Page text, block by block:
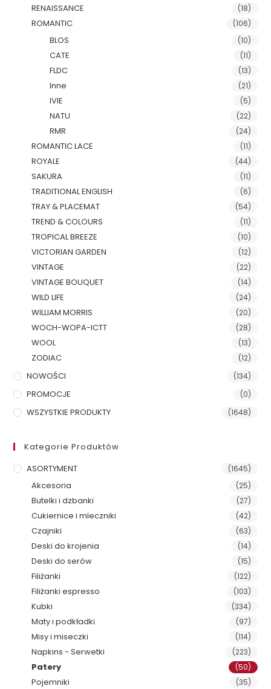
RENAISSANCE (18)
ROMANTIC (106)
BLOS (10)
CATE (11)
FLDC (13)
Inne (21)
IVIE (5)
NATU (22)
RMR (24)
ROMANTIC LACE (11)
ROYALE (44)
SAKURA (11)
TRADITIONAL ENGLISH (6)
TRAY & PLACEMAT (54)
TREND & COLOURS (11)
TROPICAL BREEZE (10)
VICTORIAN GARDEN (12)
VINTAGE (22)
VINTAGE BOUQUET (14)
WILD LIFE (24)
WILLIAM MORRIS (20)
WOCH-WOPA-ICTT (28)
WOOL (13)
ZODIAC (12)
NOWOŚCI (134)
PROMOCJE (0)
WSZYSTKIE PRODUKTY (1648)
Kategorie Produktów
ASORTYMENT
(1645)
Akcesoria (25)
Butelki i dzbanki (27)
Cukiernice i mleczniki (42)
Czajniki (63)
Deski do krojenia (14)
Deski do serów (15)
Filiżanki (122)
Filiżanki espresso (103)
Kubki (334)
Maty i podkładki (97)
Misy i miseczki (114)
Napkins - Serwetki (223)
Patery (50)
Pojemniki (35)